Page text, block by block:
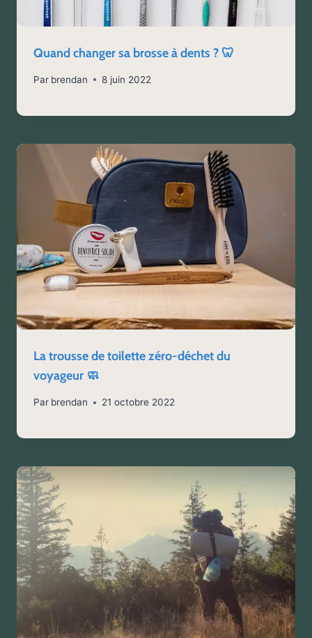
Quand changer sa brosse à dents ? 🦷
Par brendan 8 juin 2022
La trousse de toilette zéro-déchet du
voyageur 🧼
Par brendan 21 octobre 2022